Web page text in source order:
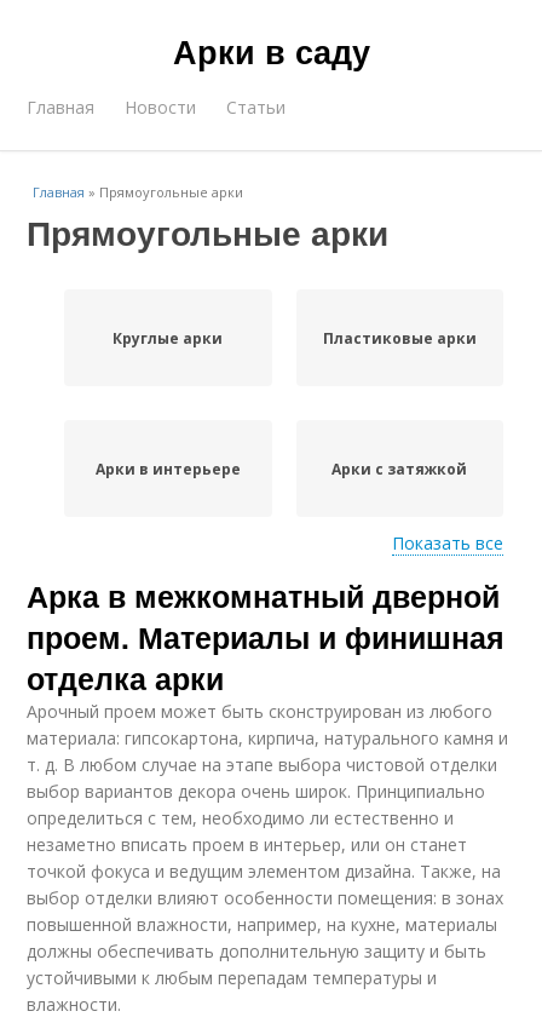
Арки в саду
Главная Новости Статьи
Главная » Прямоугольные арки
Прямоугольные арки
Круглые арки Пластиковые арки
Арки в интерьере Арки с затяжкой
Межкомнатные арки Арки вместо дверей
Сегментные арки
Арки для низких
потолков
Прямоугольная арка Квадратные арки
Арки в современном
Межкомнатная арка
Показать все
Арка в межкомнатный дверной
проем. Материалы и финишная
отделка арки
Арочный проем может быть сконструирован из любого
материала: гипсокартона, кирпича, натурального камня и
т. д. В любом случае на этапе выбора чистовой отделки
выбор вариантов декора очень широк. Принципиально
определиться с тем, необходимо ли естественно и
незаметно вписать проем в интерьер, или он станет
точкой фокуса и ведущим элементом дизайна. Также, на
выбор отделки влияют особенности помещения: в зонах
повышенной влажности, например, на кухне, материалы
должны обеспечивать дополнительную защиту и быть
устойчивыми к любым перепадам температуры и
влажности.